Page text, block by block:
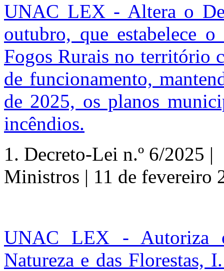
UNAC LEX - Altera o
outubro, que estabelece
Fogos Rurais no território
de funcionamento,
de 2025, os planos
incêndios.
1. Decreto-Lei n.º 6/2025 |
Ministros | 11 de fevereiro
UNAC LEX - Autoriza
Natureza e das Florestas,